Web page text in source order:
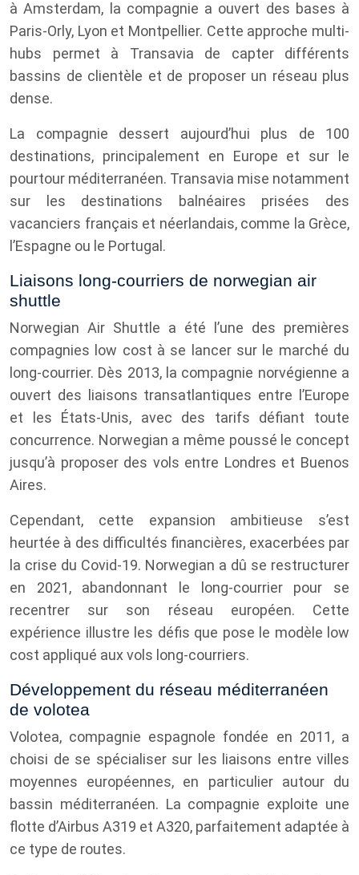
à Amsterdam, la compagnie a ouvert des bases à
Paris-Orly, Lyon et Montpellier. Cette approche multi-
hubs permet à Transavia de capter différents
bassins de clientèle et de proposer un réseau plus
dense.
La compagnie dessert aujourd’hui plus de 100
destinations, principalement en Europe et sur le
pourtour méditerranéen. Transavia mise notamment
sur les destinations balnéaires prisées des
vacanciers français et néerlandais, comme la Grèce,
l’Espagne ou le Portugal.
Liaisons long-courriers de norwegian air
shuttle
Norwegian Air Shuttle a été l’une des premières
compagnies low cost à se lancer sur le marché du
long-courrier. Dès 2013, la compagnie norvégienne a
ouvert des liaisons transatlantiques entre l’Europe
et les États-Unis, avec des tarifs défiant toute
concurrence. Norwegian a même poussé le concept
jusqu’à proposer des vols entre Londres et Buenos
Aires.
Cependant, cette expansion ambitieuse s’est
heurtée à des difficultés financières, exacerbées par
la crise du Covid-19. Norwegian a dû se restructurer
en 2021, abandonnant le long-courrier pour se
recentrer sur son réseau européen. Cette
expérience illustre les défis que pose le modèle low
cost appliqué aux vols long-courriers.
Développement du réseau méditerranéen
de volotea
Volotea, compagnie espagnole fondée en 2011, a
choisi de se spécialiser sur les liaisons entre villes
moyennes européennes, en particulier autour du
bassin méditerranéen. La compagnie exploite une
flotte d’Airbus A319 et A320, parfaitement adaptée à
ce type de routes.